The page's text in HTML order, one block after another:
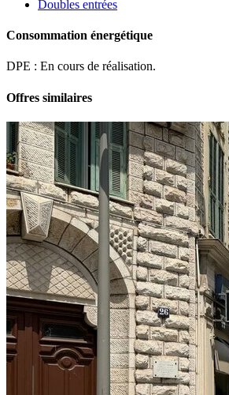
Doubles entrées
Consommation énergétique
DPE : En cours de réalisation.
Offres similaires